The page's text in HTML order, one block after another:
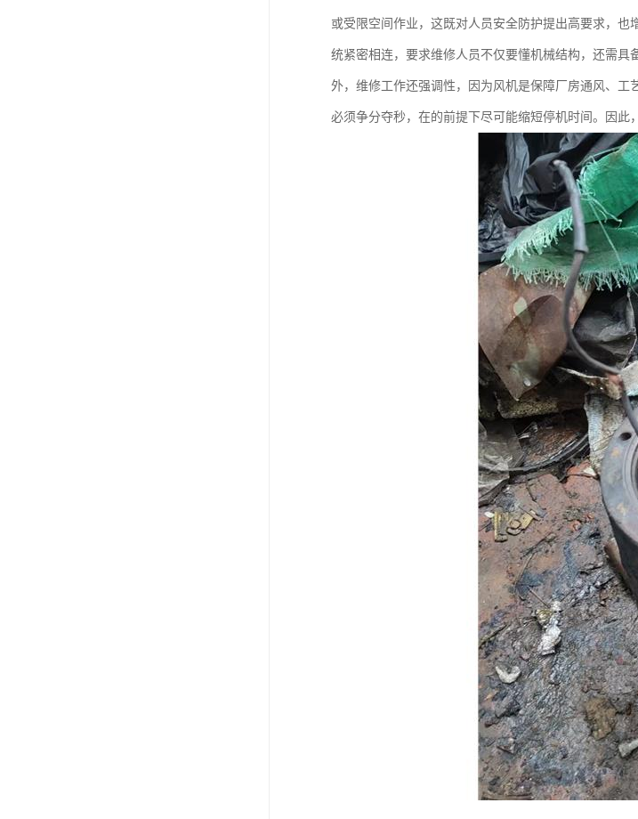
或受限空间作业，这既对人员安全防护提出高要求，
统紧密相连，要求维修人员不仅要懂机械结构，还需
外，维修工作还强调性，因为风机是保障厂房通风、
必须争分夺秒，在的前提下尽可能缩短停机时间。因此